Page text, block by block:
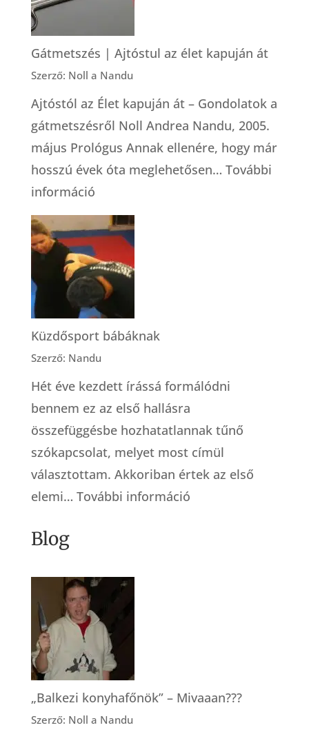
Gátmetszés | Ajtóstul az élet kapuján át
Szerző: Noll a Nandu
Ajtóstól az Élet kapuján át – Gondolatok a
gátmetszésről Noll Andrea Nandu, 2005.
május Prológus Annak ellenére, hogy már
hosszú évek óta meglehetősen… További
információ:
Gátmetszés
|
Ajtóstul
az
élet
kapuján
át
Küzdősport bábáknak
Szerző: Nandu
Hét éve kezdett írássá formálódni
bennem ez az első hallásra
összefüggésbe hozhatatlannak tűnő
szókapcsolat, melyet most címül
választottam. Akkoriban értek az első
elemi… További információ:
Blog
„Balkezi konyhafőnök” – Mivaaan???
Szerző: Noll a Nandu